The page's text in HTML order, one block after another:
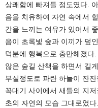
상쾌함에 빠져들 정도였다.
음을 치유하여 자연 속에서
간을 느끼는 여유가 있어서
음이 초록빛 숲과 이끼가 덮
덕분에 행복으로 충만해졌다
않은 숲길 산책을 하면서 길
부실정도로 파란 하늘이 잔
꼭대기 사이에서 새들의 지
초의 자연의 모습 그대로였